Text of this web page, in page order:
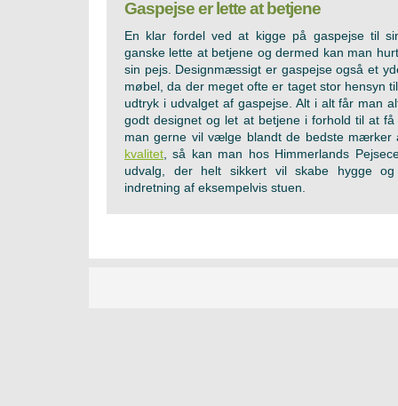
Gaspejse er lette at betjene
En klar fordel ved at kigge på gaspejse til
ganske lette at betjene og dermed kan man
sin pejs. Designmæssigt er gaspejse også et
møbel, da der meget ofte er taget stor hensyn
udtryk i udvalget af gaspejse. Alt i alt får man
godt designet og let at betjene i forhold til at
man gerne vil vælge blandt de bedste
kvalitet, så kan man hos Himmerlands
udvalg, der helt sikkert vil skabe hygge
indretning af eksempelvis stuen.